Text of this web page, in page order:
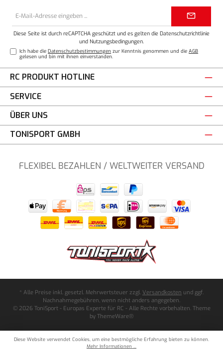
Diese Seite ist durch reCAPTCHA geschützt und es gelten die Datenschutzrichtlinie
und Nutzungsbedingungen.
Ich habe dieDatenschutzbestimmungen zur Kenntnis genommen und dieAGB
gelesen und bin mit ihnen einverstanden.
RC PRODUKT HOTLINE
SERVICE
ÜBER UNS
TONISPORT GMBH
FLEXIBEL BEZAHLEN / WELTWEITER VERSAND
* Alle Preise inkl. gesetzl. Mehrwertsteuer zzgl. Versandkosten und ggf.
Nachnahmegebühren, wenn nicht anders angegeben.
© 2026 ToniSport - Europas Experte für RC - Alle Rechte vorbehalten. Theme
by ThemeWare®
Diese Website verwendet Cookies, um eine bestmögliche Erfahrung bieten zu können.
Mehr Informationen ...